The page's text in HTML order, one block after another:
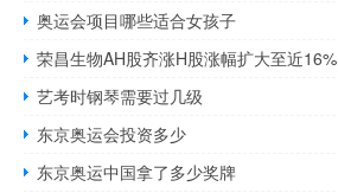
奥运会项目哪些适合女孩子
荣昌生物AH股齐涨H股涨幅扩大至近16%
艺考时钢琴需要过几级
东京奥运会投资多少
东京奥运中国拿了多少奖牌